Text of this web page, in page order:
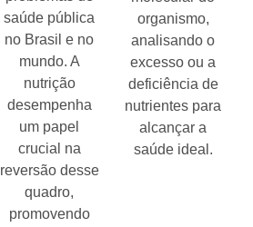
saúde pública
no Brasil e no
mundo. A
nutrição
desempenha
um papel
crucial na
reversão desse
quadro,
promovendo
organismo,
analisando o
excesso ou a
deficiência de
nutrientes para
alcançar a
saúde ideal.